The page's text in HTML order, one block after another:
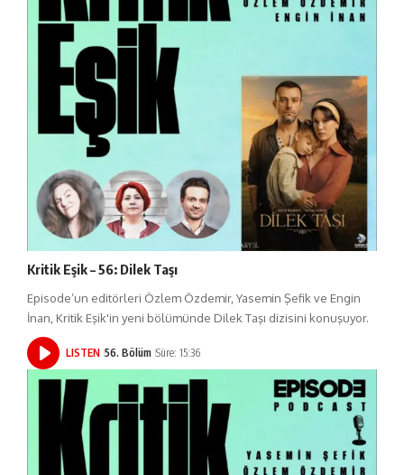
Kritik Eşik – 56: Dilek Taşı
Episode’un editörleri Özlem Özdemir, Yasemin Şefik ve Engin
İnan, Kritik Eşik'in yeni bölümünde Dilek Taşı dizisini konuşuyor.
LISTEN 56. Bölüm Süre: 15:36